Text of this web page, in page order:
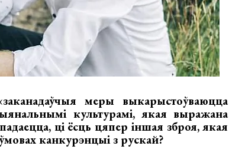
меры выкарыстоўваюцца
культурамі, якая выражана
ці ёсць цяпер іншая зброя, якая
канкурэнцыі з рускай?